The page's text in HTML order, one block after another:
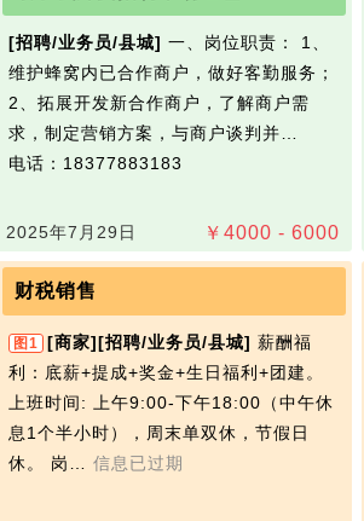
[招聘/业务员/县城] 一、岗位职责： 1、
维护蜂窝内已合作商户，做好客勤服务；
2、拓展开发新合作商户，了解商户需
求，制定营销方案，与商户谈判并…
电话：18377883183
￥ 4000 - 6000
2025年7月29日
财税销售
图1 [商家][招聘/业务员/县城] 薪酬福
利：底薪+提成+奖金+生日福利+团建。
上班时间: 上午9:00-下午18:00（中午休
息1个半小时），周末单双休，节假日
休。 岗… 信息已过期